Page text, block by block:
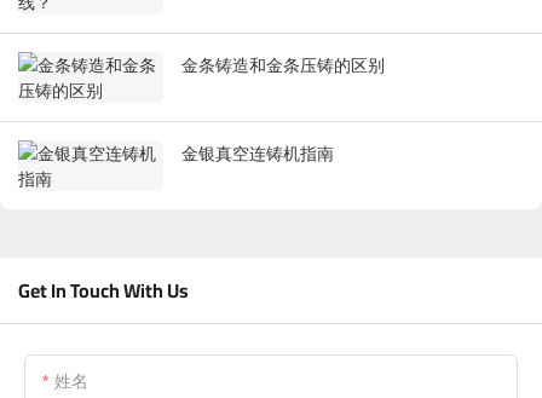
金条铸造和金条压铸的区别
金银真空连铸机指南
Get In Touch With Us
姓名